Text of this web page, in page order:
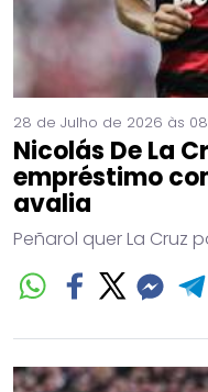
28 de Julho de 2026 às
Nicolás De La
empréstimo
avalia
Peñarol quer La Cruz